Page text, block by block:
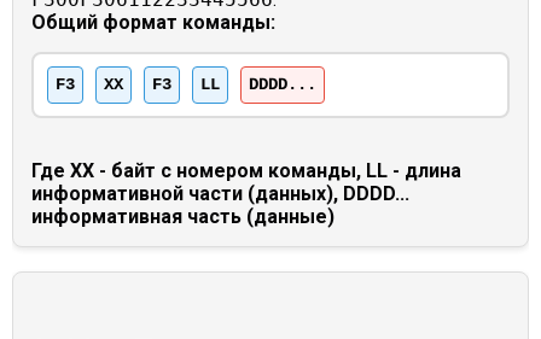
Общий формат команды:
F3 XX F3 LL DDDD...
Где XX - байт с номером команды, LL - длина
информативной части (данных), DDDD...
информативная часть (данные)